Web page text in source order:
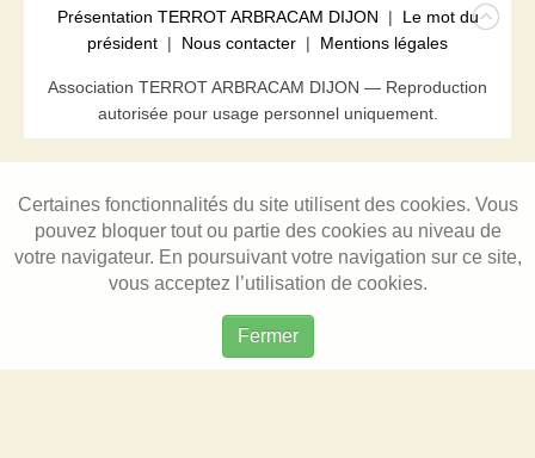
Présentation TERROT ARBRACAM DIJON | Le mot du
président | Nous contacter | Mentions légales
Association TERROT ARBRACAM DIJON — Reproduction
autorisée pour usage personnel uniquement.
Certaines fonctionnalités du site utilisent des cookies. Vous
pouvez bloquer tout ou partie des cookies au niveau de
votre navigateur. En poursuivant votre navigation sur ce site,
vous acceptez l’utilisation de cookies.
Fermer